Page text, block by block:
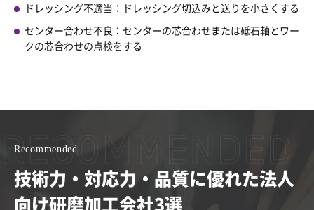
ドレッシング不適当：ドレッシング切込みと送りを小さくする
センター合わせ不良：センターの芯合わせまたは砥石軸とワー
クの芯合わせの点検をする
Recommended
技術力・対応力・品質に優れた法人
向け研磨加工会社3選